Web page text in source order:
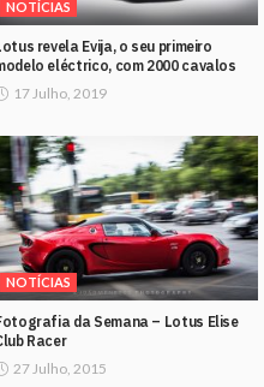
NOTÍCIAS
revela Evija, o seu primeiro
eléctrico, com 2000 cavalos
17 Julho, 2019
NOTÍCIAS
da Semana – Lotus Elise
Racer
27 Julho, 2015